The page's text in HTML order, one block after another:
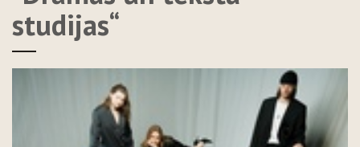
studijas“